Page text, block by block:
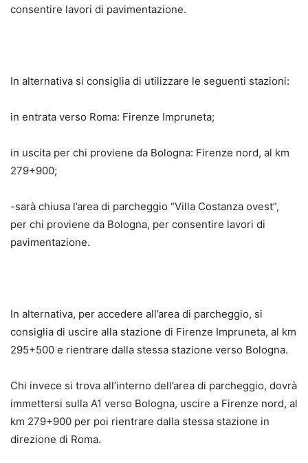
consentire lavori di pavimentazione.
In alternativa si consiglia di utilizzare le seguenti stazioni:
in entrata verso Roma: Firenze Impruneta;
in uscita per chi proviene da Bologna: Firenze nord, al km
279+900;
-sarà chiusa l’area di parcheggio “Villa Costanza ovest”,
per chi proviene da Bologna, per consentire lavori di
pavimentazione.
In alternativa, per accedere all’area di parcheggio, si
consiglia di uscire alla stazione di Firenze Impruneta, al km
295+500 e rientrare dalla stessa stazione verso Bologna.
Chi invece si trova all’interno dell’area di parcheggio, dovrà
immettersi sulla A1 verso Bologna, uscire a Firenze nord, al
km 279+900 per poi rientrare dalla stessa stazione in
direzione di Roma.